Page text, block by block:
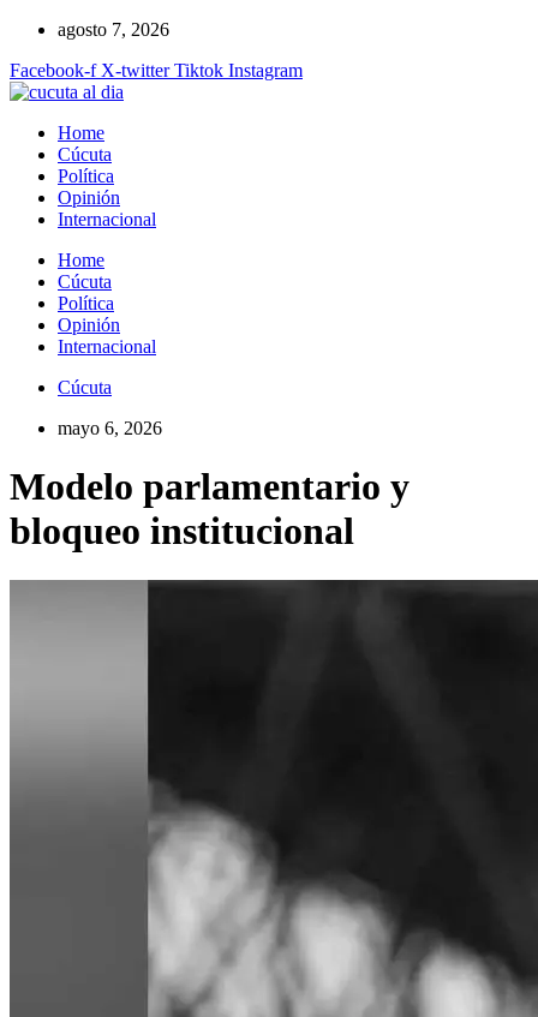
contenido
agosto 7, 2026
Facebook-f X-twitter Tiktok Instagram
Home
Cúcuta
Política
Opinión
Internacional
Home
Cúcuta
Política
Opinión
Internacional
Cúcuta
mayo 6, 2026
Modelo parlamentario y
bloqueo institucional